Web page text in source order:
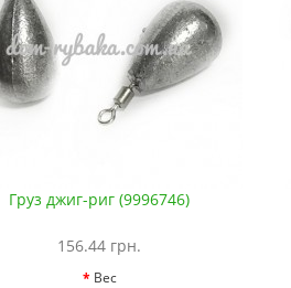
Груз джиг-риг (9996746)
156.44 грн.
Вес